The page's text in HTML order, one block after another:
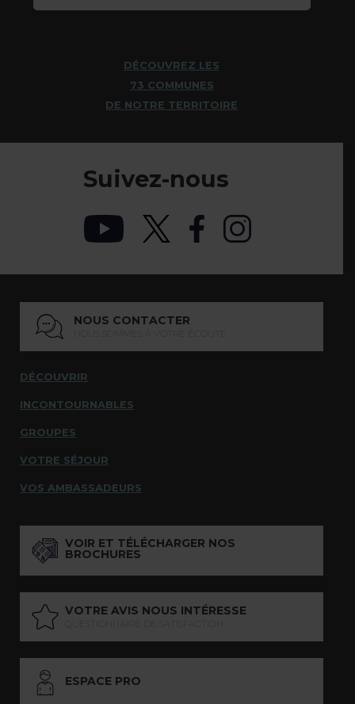
DÉCOUVREZ LES
73 COMMUNES
DE NOTRE TERRITOIRE
Suivez-nous
NOUS CONTACTER
DÉCOUVRIR
INCONTOURNABLES
GROUPES
VOTRE SÉJOUR
VOS AMBASSADEURS
VOIR ET TÉLÉCHARGER NOS
BROCHURES
VOTRE AVIS NOUS INTÉRESSE
ESPACE PRO